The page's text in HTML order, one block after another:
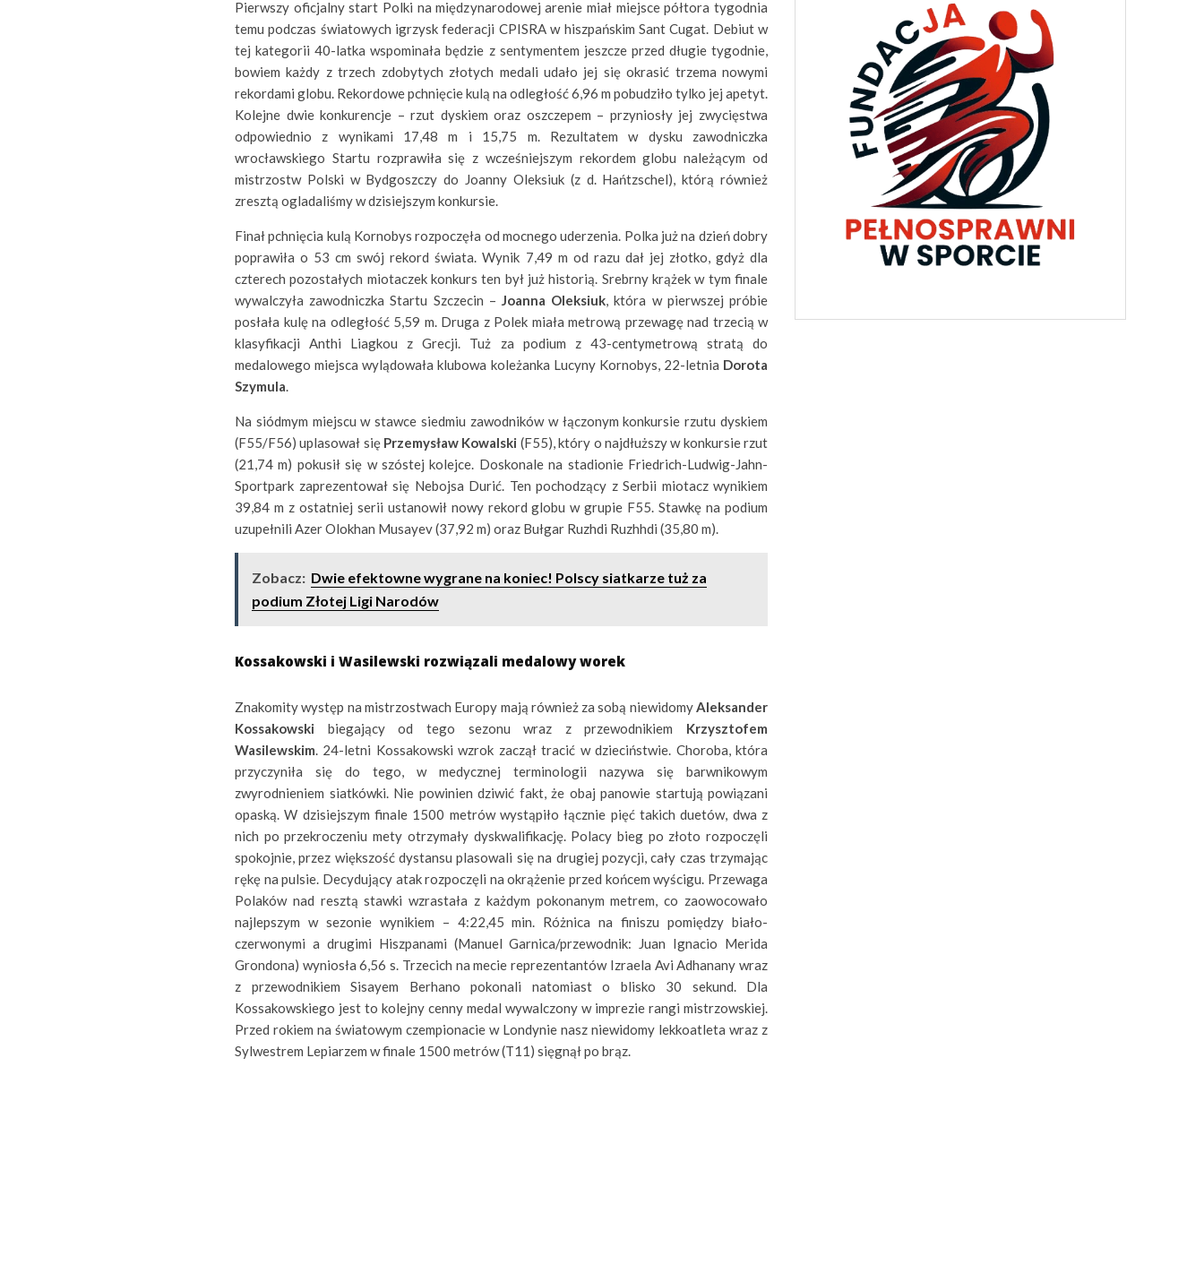
Pierwszy oficjalny start Polki na międzynarodowej arenie miał miejsce półtora tygodnia
temu podczas światowych igrzysk federacji CPISRA w hiszpańskim Sant Cugat. Debiut w
tej kategorii 40-latka wspominała będzie z sentymentem jeszcze przed długie tygodnie,
bowiem każdy z trzech zdobytych złotych medali udało jej się okrasić trzema nowymi
rekordami globu. Rekordowe pchnięcie kulą na odległość 6,96 m pobudziło tylko jej apetyt.
Kolejne dwie konkurencje – rzut dyskiem oraz oszczepem – przyniosły jej zwycięstwa
odpowiednio z wynikami 17,48 m i 15,75 m. Rezultatem w dysku zawodniczka
wrocławskiego Startu rozprawiła się z wcześniejszym rekordem globu należącym od
mistrzostw Polski w Bydgoszczy do Joanny Oleksiuk (z d. Hańtzschel), którą również
zresztą ogladaliśmy w dzisiejszym konkursie.
Finał pchnięcia kulą Kornobys rozpoczęła od mocnego uderzenia. Polka już na dzień dobry
poprawiła o 53 cm swój rekord świata. Wynik 7,49 m od razu dał jej złotko, gdyż dla
czterech pozostałych miotaczek konkurs ten był już historią. Srebrny krążek w tym finale
wywalczyła zawodniczka Startu Szczecin – Joanna Oleksiuk, która w pierwszej próbie
posłała kulę na odległość 5,59 m. Druga z Polek miała metrową przewagę nad trzecią w
klasyfikacji Anthi Liagkou z Grecji. Tuż za podium z 43-centymetrową stratą do
medalowego miejsca wylądowała klubowa koleżanka Lucyny Kornobys, 22-letnia Dorota
Szymula.
Na siódmym miejscu w stawce siedmiu zawodników w łączonym konkursie rzutu dyskiem
(F55/F56) uplasował się Przemysław Kowalski (F55), który o najdłuższy w konkursie rzut
(21,74 m) pokusił się w szóstej kolejce. Doskonale na stadionie Friedrich-Ludwig-Jahn-
Sportpark zaprezentował się Nebojsa Durić. Ten pochodzący z Serbii miotacz wynikiem
39,84 m z ostatniej serii ustanowił nowy rekord globu w grupie F55. Stawkę na podium
uzupełnili Azer Olokhan Musayev (37,92 m) oraz Bułgar Ruzhdi Ruzhhdi (35,80 m).
Zobacz: Dwie efektowne wygrane na koniec! Polscy siatkarze tuż za
podium Złotej Ligi Narodów
Kossakowski i Wasilewski rozwiązali medalowy worek
Znakomity występ na mistrzostwach Europy mają również za sobą niewidomyAleksander
Kossakowski biegający od tego sezonu wraz z przewodnikiem Krzysztofem
Wasilewskim. 24-letni Kossakowski wzrok zaczął tracić w dzieciństwie. Choroba, która
przyczyniła się do tego, w medycznej terminologii nazywa się barwnikowym
zwyrodnieniem siatkówki. Nie powinien dziwić fakt, że obaj panowie startują powiązani
opaską. W dzisiejszym finale 1500 metrów wystąpiło łącznie pięć takich duetów, dwa z
nich po przekroczeniu mety otrzymały dyskwalifikację. Polacy bieg po złoto rozpoczęli
spokojnie, przez większość dystansu plasowali się na drugiej pozycji, cały czas trzymając
rękę na pulsie. Decydujący atak rozpoczęli na okrążenie przed końcem wyścigu. Przewaga
Polaków nad resztą stawki wzrastała z każdym pokonanym metrem, co zaowocowało
najlepszym w sezonie wynikiem – 4:22,45 min. Różnica na finiszu pomiędzy biało-
czerwonymi a drugimi Hiszpanami (Manuel Garnica/przewodnik: Juan Ignacio Merida
Grondona) wyniosła 6,56 s. Trzecich na mecie reprezentantów Izraela Avi Adhanany wraz
z przewodnikiem Sisayem Berhano pokonali natomiast o blisko 30 sekund. Dla
Kossakowskiego jest to kolejny cenny medal wywalczony w imprezie rangi mistrzowskiej.
Przed rokiem na światowym czempionacie w Londynie nasz niewidomy lekkoatleta wraz z
Sylwestrem Lepiarzem w finale 1500 metrów (T11) sięgnął po brąz.